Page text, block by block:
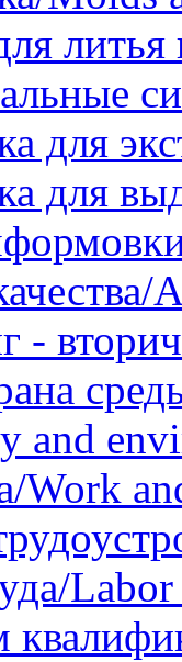
литья
для
для
and
Work
Labor